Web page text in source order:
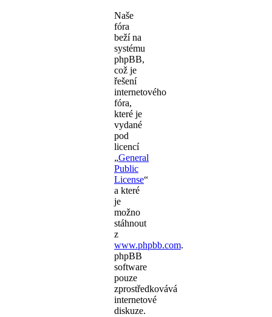
Naše
fóra
beží na
systému
phpBB,
což je
řešení
internetového
fóra,
které je
vydané
pod
licencí
„General
Public
License“
a které
je
možno
stáhnout
z
www.phpbb.com.
phpBB
software
pouze
zprostředkovává
internetové
diskuze.